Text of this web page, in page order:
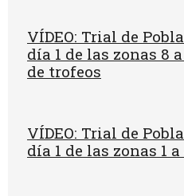
VÍDEO: Trial de
día 1 de las zonas 8
de trofeos
VÍDEO: Trial de
día 1 de las zonas 1 a